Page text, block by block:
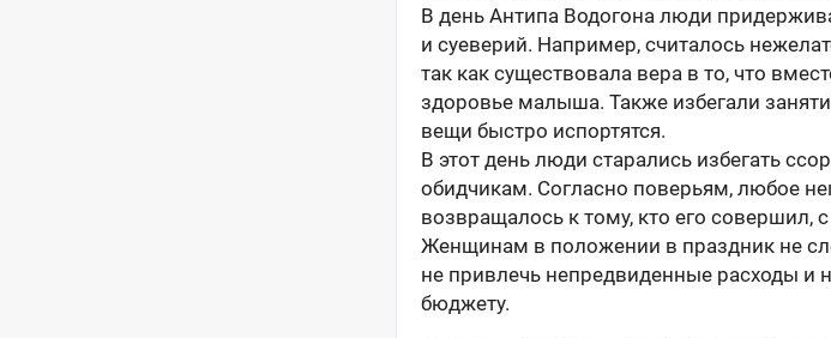
В день Антипа Водогона люди
и суеверий. Например, считалось
так как существовала вера в то, что
здоровье малыша. Также избегали
вещи быстро испортятся.
В этот день люди старались избегать
обидчикам. Согласно поверьям, любое
возвращалось к тому, кто его совершил,
Женщинам в положении в праздник не
не привлечь непредвиденные расходы и
бюджету.